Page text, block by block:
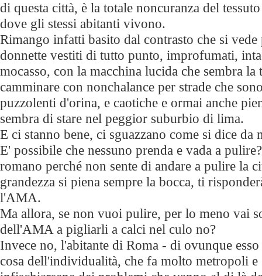
di questa città, è la totale noncuranza del
dove gli stessi abitanti vivono.
Rimango infatti basito dal contrasto che si vede
donnette vestiti di tutto punto, improfumati,
mocasso, con la macchina lucida che sembra la
camminare con nonchalance per strade che
puzzolenti d'orina, e caotiche e ormai anche
sembra di stare nel peggior suburbio di lima.
E ci stanno bene, ci sguazzano come si dice da
E' possibile che nessuno prenda e vada a
romano perché non sente di andare a pulire la
grandezza si piena sempre la bocca, ti
l'AMA.
Ma allora, se non vuoi pulire, per lo meno vai
dell'AMA a pigliarli a calci nel culo no?
Invece no, l'abitante di Roma - di ovunque esso
cosa dell'individualità, che fa molto metropoli